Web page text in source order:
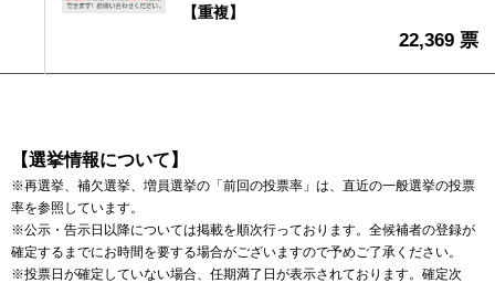
【重複】
22,369 票
【選挙情報について】
※再選挙、補欠選挙、増員選挙の「前回の投票率」は、直近の一般選挙の投票
率を参照しています。
※公示・告示日以降については掲載を順次行っております。全候補者の登録が
確定するまでにお時間を要する場合がございますので予めご了承ください。
※投票日が確定していない場合、任期満了日が表示されております。確定次